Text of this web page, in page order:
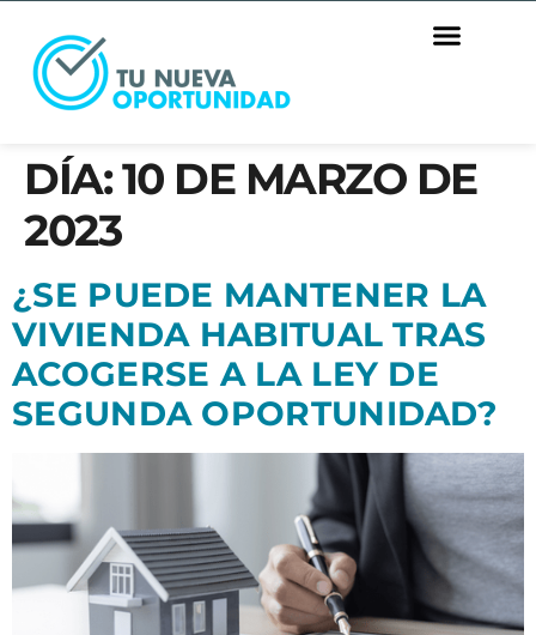
DÍA:10 DE MARZO DE
2023
¿SE PUEDE MANTENER LA
VIVIENDA HABITUAL TRAS
ACOGERSE A LA LEY DE
SEGUNDA OPORTUNIDAD?